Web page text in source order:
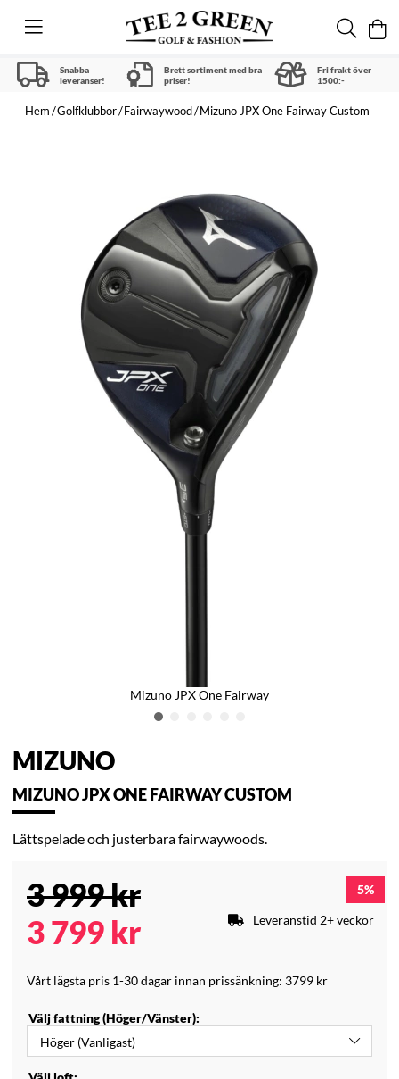
Snabba
leveranser!
Brett sortiment med bra
priser!
Fri frakt över
1500:-
Hem Golfklubbor Fairwaywood Mizuno JPX One Fairway Custom
Mizuno JPX One Fairway
MIZUNO
MIZUNO JPX ONE FAIRWAY CUSTOM
Lättspelade och justerbara fairwaywoods.
3 999kr
3 799 kr
Vårt lägsta pris 1-30 dagar innan prissänkning: 3799 kr
5
Leveranstid 2+ veckor
Välj fattning (Höger/Vänster):